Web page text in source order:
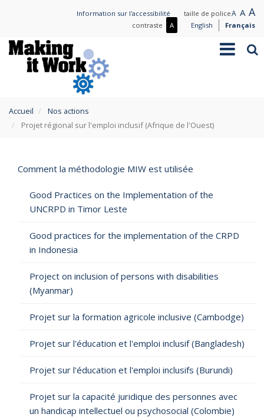
principal
Information sur l'accessibilité taille de policeA Small
text
A
text
A
contraste APlus
English Français
Toggle
are
here
Accueil
Nos actions
Projet régional sur l'emploi inclusif (Afrique de l'Ouest)
Comment la méthodologie MIW est utilisée
Good Practices on the Implementation of the
UNCRPD in Timor Leste
Good practices for the implementation of the CRPD
in Indonesia
Project on inclusion of persons with disabilities
(Myanmar)
Projet sur la formation agricole inclusive (Cambodge)
Projet sur l'éducation et l'emploi inclusif (Bangladesh)
Projet sur l'éducation et l'emploi inclusifs (Burundi)
Projet sur la capacité juridique des personnes avec
un handicap intellectuel ou psychosocial (Colombie)